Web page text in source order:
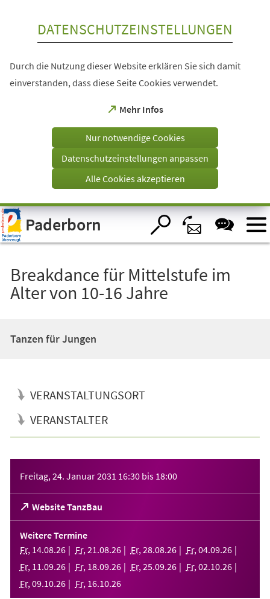
Visuelle
Assistenzsoftware
öffnen.
DATENSCHUTZEINSTELLUNGEN
Durch die Nutzung dieser Website erklären Sie sich damit
einverstanden, dass diese Seite Cookies verwendet.
Mehr Infos
(Öffnet
einem
Tab)
Nur notwendige Cookies
Datenschutzeinstellungen anpassen
Alle Cookies akzeptieren
Paderborn
Breakdance für Mittelstufe im
Alter von 10-16 Jahre
Tanzen für Jungen
VERANSTALTUNGSORT
VERANSTALTER
Freitag, 24. Januar 2031 16:30 bis 18:00
Website TanzBau
(Öffnet
in
einem
neuen
Tab)
Weitere Termine
Fr, 14.08.26 Fr, 21 .08.26 Fr, 28.08.26 Fr, 04.09.26
Fr, 11 .09.26 Fr, 18.09.26 Fr, 25.09.26 Fr, 02.10.26
Fr, 09.10.26 Fr, 16.10.26